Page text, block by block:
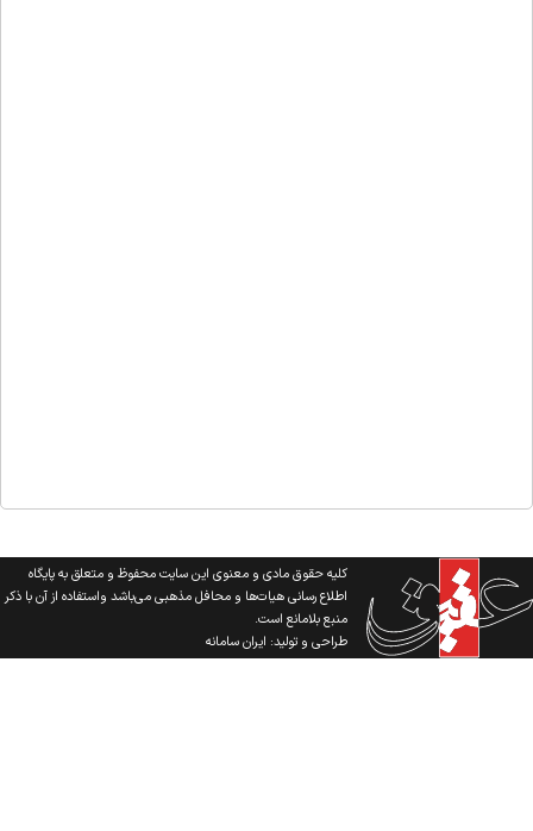
کلیه حقوق مادی و معنوی این سایت محفوظ و متعلق به پایگاه
اطلاع رسانی هیات‌ها و محافل مذهبی می‌باشد واستفاده از آن با ذکر
منبع بلامانع است.
طراحی و تولید:ایران سامانه